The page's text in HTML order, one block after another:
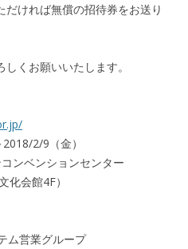
ければ無償の招待券をお送り
くお願いいたします。
2/9（金）
ンベンションセンター
化会館4F）
ム営業グループ